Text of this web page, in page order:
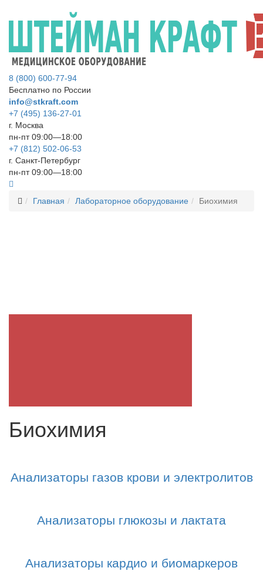
8 (800) 600-77-94
Бесплатно по России
info@stkraft.com
+7 (495) 136-27-01
г. Москва
пн-пт 09:00—18:00
+7 (812) 502-06-53
г. Санкт-Петербург
пн-пт 09:00—18:00
Главная Лабораторное оборудование Биохимия
Биохимия
Анализаторы газов крови и электролитов
Анализаторы глюкозы и лактата
Анализаторы кардио и биомаркеров